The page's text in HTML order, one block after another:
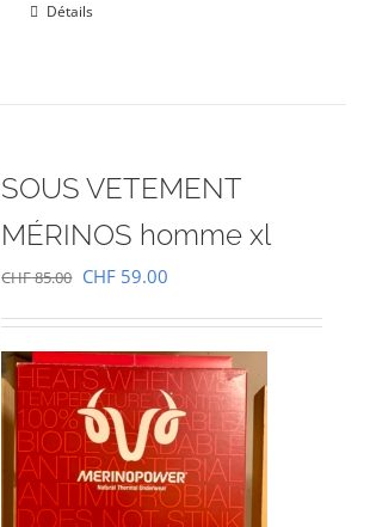
Détails
SOUS VETEMENT
MÉRINOS homme xl
CHF85.00 Le
initial
était :
CHF 85.00.
CHF 59.00
actuel
est :
CHF 59.00.